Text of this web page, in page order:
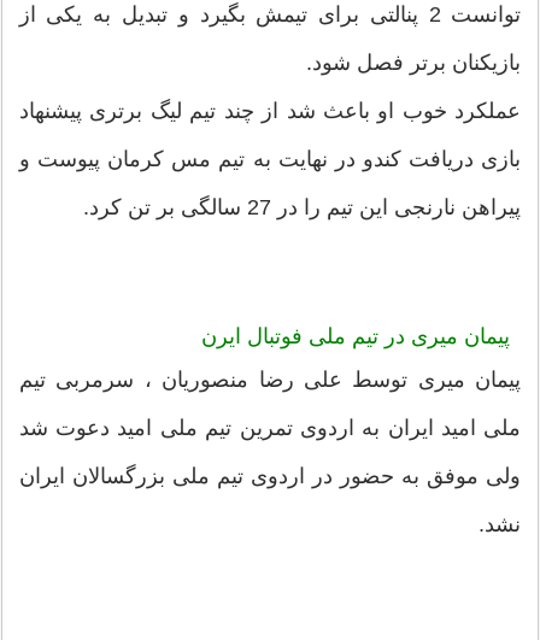
توانست 2 پنالتی برای تیمش بگیرد و تبدیل به یکی از
بازیکنان برتر فصل شود.
عملکرد خوب او باعث شد از چند تیم لیگ برتری پیشنهاد
بازی دریافت کندو در نهایت به تیم مس کرمان پیوست و
پیراهن نارنجی این تیم را در 27 سالگی بر تن کرد.
پیمان میری در تیم ملی فوتبال ایرن
پیمان میری توسط علی رضا منصوریان ، سرمربی تیم
ملی امید ایران به اردوی تمرین تیم ملی امید دعوت شد
ولی موفق به حضور در اردوی تیم ملی بزرگسالان ایران
نشد.